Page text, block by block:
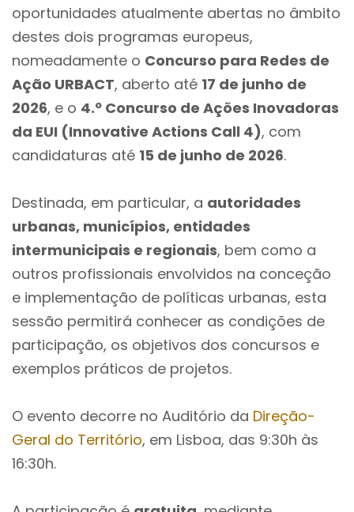
oportunidades atualmente abertas no âmbito
destes dois programas europeus,
nomeadamente o Concurso para Redes de
Ação URBACT, aberto até 17 de junho de
2026, e o 4.º Concurso de Ações Inovadoras
da EUI (Innovative Actions Call 4), com
candidaturas até 15 de junho de 2026.
Destinada, em particular, a autoridades
urbanas, municípios, entidades
intermunicipais e regionais, bem como a
outros profissionais envolvidos na conceção
e implementação de políticas urbanas, esta
sessão permitirá conhecer as condições de
participação, os objetivos dos concursos e
exemplos práticos de projetos.
O evento decorre no Auditório da Direção-
Geral do Território, em Lisboa, das 9:30h às
16:30h.